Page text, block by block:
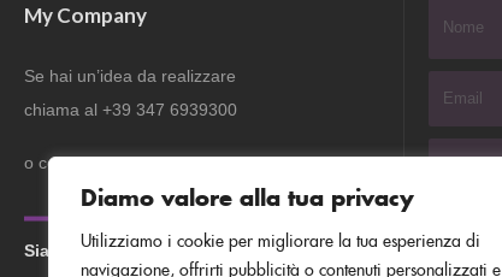
Diamo valore alla tua privacy
Utilizziamo i cookie per migliorare la tua esperienza di
navigazione, offrirti pubblicità o contenuti personalizzati e
My Company
Se hai un’idea da realizzare
chiama al +39 347 6939300
o compila il modulo
Siamo a:Segrate (MI)